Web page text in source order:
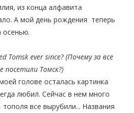
из конца алфавита
А мой день рождения теперь
осенью.
Tomsk ever since? (Почему за все
посетили Томск?)
голове осталась картинка
любил. Сейчас в нем много
все вырубили... Названия